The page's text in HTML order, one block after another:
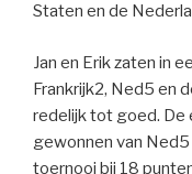
Staten en de
Jan en Erik zaten in
Frankrijk2, Ned5 en
redelijk tot goed.
gewonnen van
toernooi bij 18